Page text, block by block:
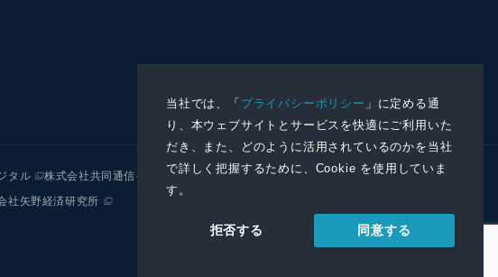
当社では、「 プライバシーポリシー 」に定める通
り、本ウェブサイトとサービスを快適にご利用いた
だき、また、どのように活用されているのかを当社
で詳しく把握するために、Cookie を使用していま
す。
拒否する 同意する
タル 株式会社共同通信イメージズ
株式会社NNA
社矢野経済研究所